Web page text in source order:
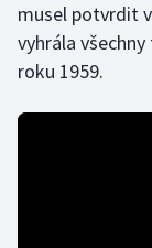
Golf
Gymnastika
musel potvrdit
vyhrála
roku 1959.